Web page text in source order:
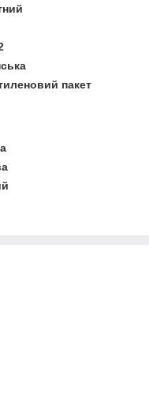
пакет